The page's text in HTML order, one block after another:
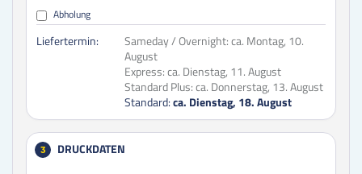
Abholung
Liefertermin: Sameday / Overnight:ca. Montag, 10.
August
Express:ca. Dienstag, 11. August
Standard Plus:ca. Donnerstag, 13. August
Standard:ca. Dienstag, 18. August
3 DRUCKDATEN